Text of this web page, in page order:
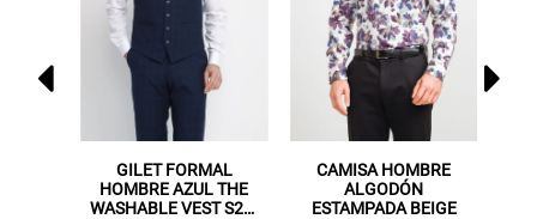
GILET FORMAL
HOMBRE AZUL THE
WASHABLE VEST S25-
CAMISA HOMBRE
ALGODÓN
ESTAMPADA BEIGE